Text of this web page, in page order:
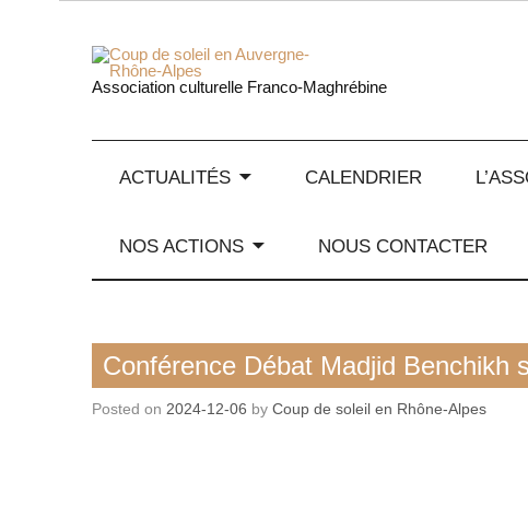
Coup de
Association culturelle Franco-Maghrébine
ACTUALITÉS CALENDRIER
NOS ACTIONS NOUS CONTACTER
Rencontre / conférence
Conférence Débat Madjid Benchikh
Posted on 2024-12-06 byCoup de soleil en Rhône-Alpes